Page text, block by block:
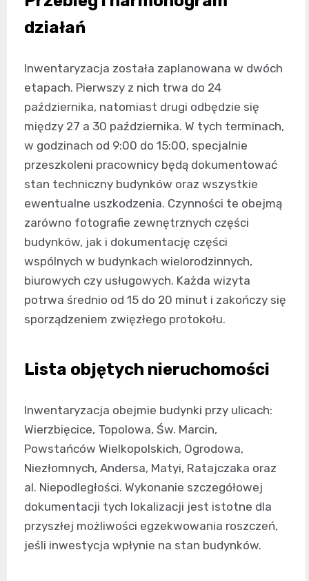
działań
Inwentaryzacja została zaplanowana w dwóch
etapach. Pierwszy z nich trwa do 24
października, natomiast drugi odbędzie się
między 27 a 30 października. W tych terminach,
w godzinach od 9:00 do 15:00, specjalnie
przeszkoleni pracownicy będą dokumentować
stan techniczny budynków oraz wszystkie
ewentualne uszkodzenia. Czynności te obejmą
zarówno fotografie zewnętrznych części
budynków, jak i dokumentację części
wspólnych w budynkach wielorodzinnych,
biurowych czy usługowych. Każda wizyta
potrwa średnio od 15 do 20 minut i zakończy się
sporządzeniem zwięzłego protokołu.
Lista objętych nieruchomości
Inwentaryzacja obejmie budynki przy ulicach:
Wierzbięcice, Topolowa, Św. Marcin,
Powstańców Wielkopolskich, Ogrodowa,
Niezłomnych, Andersa, Matyi, Ratajczaka oraz
al. Niepodległości. Wykonanie szczegółowej
dokumentacji tych lokalizacji jest istotne dla
przyszłej możliwości egzekwowania roszczeń,
jeśli inwestycja wpłynie na stan budynków.